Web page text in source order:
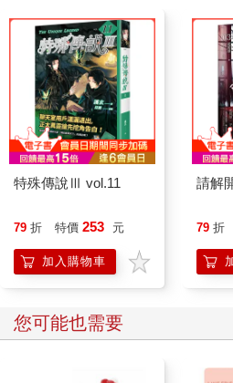
特殊傳說Ⅲ vol.11
79 折 特價 253 元
加入購物車
請解
79 折
您可能也需要